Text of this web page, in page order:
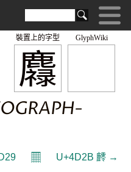
GlyphWiki
䴪
裝置上的字型
𝄜 U+4D2B 䴫 →